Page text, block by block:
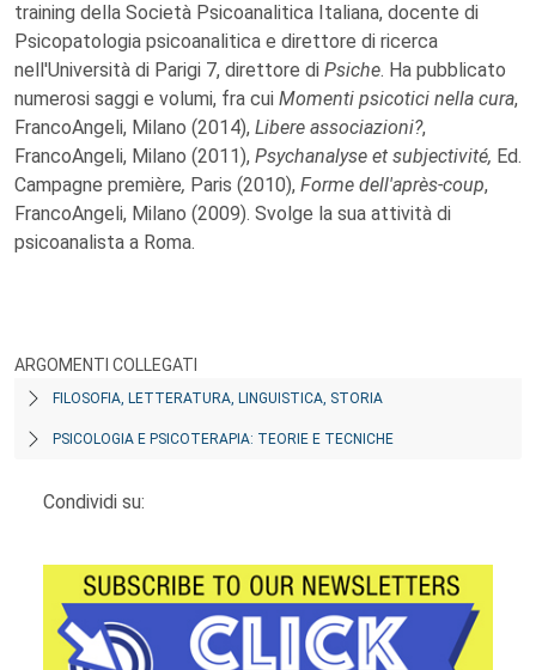
training della Società Psicoanalitica Italiana, docente di
Psicopatologia psicoanalitica e direttore di ricerca
nell'Università di Parigi 7, direttore di Psiche. Ha pubblicato
numerosi saggi e volumi, fra cui Momenti psicotici nella cura,
FrancoAngeli, Milano (2014), Libere associazioni?,
FrancoAngeli, Milano (2011), Psychanalyse et subjectivité, Ed.
Campagne première, Paris (2010), Forme dell'après-coup,
FrancoAngeli, Milano (2009). Svolge la sua attività di
psicoanalista a Roma.
ARGOMENTI COLLEGATI
FILOSOFIA, LETTERATURA, LINGUISTICA, STORIA
PSICOLOGIA E PSICOTERAPIA: TEORIE E TECNICHE
Condividi su: